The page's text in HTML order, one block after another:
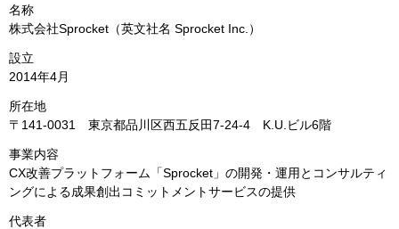
名称
株式会社Sprocket（英文社名 Sprocket Inc.）
設立
2014年4月
所在地
〒141-0031 東京都品川区西五反田7-24-4 K.U.ビル6階
事業内容
CX改善プラットフォーム「Sprocket」の開発・運用とコンサルティ
ングによる成果創出コミットメントサービスの提供
代表者